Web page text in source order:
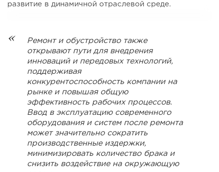
развитие в динамичной отраслевой среде.
Ремонт и обустройство также
открывают пути для внедрения
инноваций и передовых технологий,
поддерживая
конкурентоспособность компании на
рынке и повышая общую
эффективность рабочих процессов.
Ввод в эксплуатацию современного
оборудования и систем после ремонта
может значительно сократить
производственные издержки,
минимизировать количество брака и
снизить воздействие на окружающую